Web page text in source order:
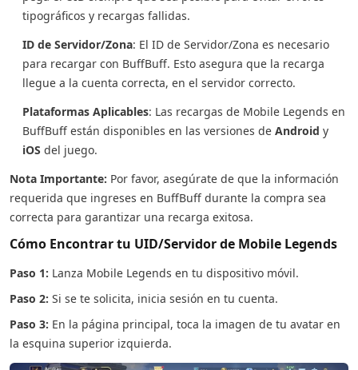
tipográficos y recargas fallidas.
ID de Servidor/Zona: El ID de Servidor/Zona es necesario
para recargar con BuffBuff. Esto asegura que la recarga
llegue a la cuenta correcta, en el servidor correcto.
Plataformas Aplicables: Las recargas de Mobile Legends en
BuffBuff están disponibles en las versiones de Android y
iOS del juego.
Nota Importante: Por favor, asegúrate de que la información
requerida que ingreses en BuffBuff durante la compra sea
correcta para garantizar una recarga exitosa.
Cómo Encontrar tu UID/Servidor de Mobile Legends
Paso 1: Lanza Mobile Legends en tu dispositivo móvil.
Paso 2: Si se te solicita, inicia sesión en tu cuenta.
Paso 3: En la página principal, toca la imagen de tu avatar en
la esquina superior izquierda.